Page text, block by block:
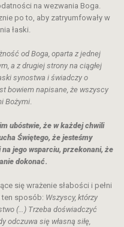
na wezwania Boga.
po to, aby zatryumfowały w
łaski.
od Boga, oparta z jednej
a z drugiej strony na ciągłej
synostwa i świadczy o
bowiem napisane, że wszyscy
Bożymi.
ubóstwie, że w każdej chwili
Świętego, że jesteśmy
jego wsparciu, przekonani, że
dokonać.
się wrażenie słabości i pełni
ten sposób: Wszyscy, którzy
(…) Trzeba doświadczyć
odczuwa się własną siłę,